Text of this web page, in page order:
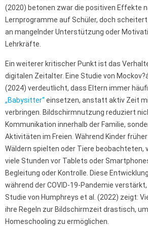
(2020) betonen zwar die positiven Effekte
Lernprogramme auf Schüler, doch
an mangelnder Unterstützung oder
Lehrkräfte.
Ein weiterer kritischer Punkt ist das
digitalen Zeitalter. Eine Studie von
(2024) verdeutlicht, dass Eltern immer
„Babysitter“einsetzen, anstatt aktiv Zeit
verbringen. Bildschirmnutzung reduziert
Kommunikation innerhalb der Familie,
Aktivitäten im Freien. Während Kinder
Wäldern spielten oder Tiere beobachteten,
viele Stunden vor Tablets oder
Begleitung oder Kontrolle. Diese
während der COVID-19-Pandemie
Studie von Humphreys et al. (2022) zeigt:
ihre Regeln zur Bildschirmzeit drastisch,
Homeschooling zu ermöglichen.